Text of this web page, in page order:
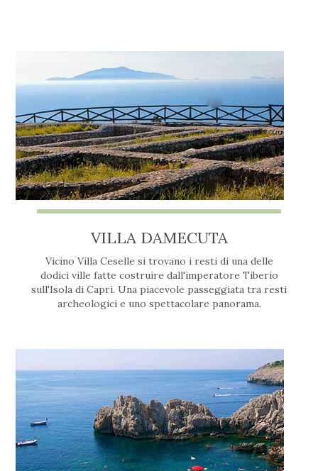
VILLA DAMECUTA
Vicino Villa Ceselle si trovano i resti di una delle
dodici ville fatte costruire dall'imperatore Tiberio
sull'Isola di Capri. Una piacevole passeggiata tra resti
archeologici e uno spettacolare panorama.